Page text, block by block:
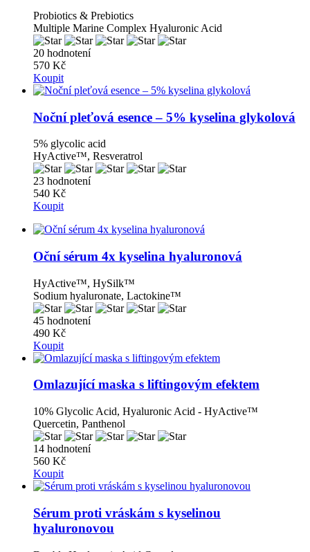
Probiotics & Prebiotics
Multiple Marine Complex Hyaluronic Acid
20 hodnotení
570 Kč
Koupit
Noční pleťová esence – 5% kyselina glykolová
5% glycolic acid
HyActive™, Resveratrol
23 hodnotení
540 Kč
Koupit
Oční sérum 4x kyselina hyaluronová
HyActive™, HySilk™
Sodium hyaluronate, Lactokine™
45 hodnotení
490 Kč
Koupit
Omlazující maska ​​s liftingovým efektem
10% Glycolic Acid, Hyaluronic Acid - HyActive™
Quercetin, Panthenol
14 hodnotení
560 Kč
Koupit
Sérum proti vráskám s kyselinou
hyaluronovou